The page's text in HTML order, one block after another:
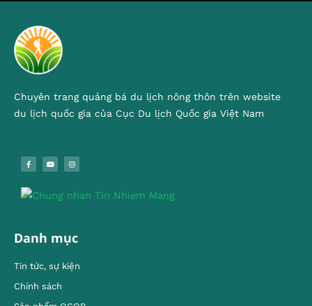
Chuyên trang quảng bá du lịch nông thôn trên website
du lịch quốc gia của Cục Du lịch Quốc gia Việt Nam
Danh mục
Tin tức, sự kiện
Chính sách